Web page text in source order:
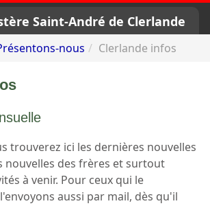
Saint-André de Clerlande
nous Clerlande infos
trouverez ici les dernières nouvelles
nouvelles des frères et surtout
à venir. Pour ceux qui le
aussi par mail, dès qu'il